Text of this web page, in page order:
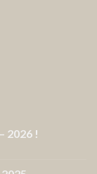
2026 !